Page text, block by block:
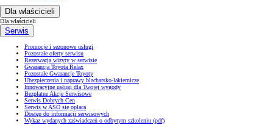
Dla właścicieli
Dla właścicieli
Serwis
Promocje i sezonowe usługi
Pozostałe oferty serwisu
Rezerwacja wizyty w serwisie
Gwarancja Toyota Relax
Pozostałe Gwarancje Toyoty
Ubezpieczenia i naprawy blacharsko-lakiernicze
Innowacyjne usługi dla Twojej wygody
Bezpłatne Akcje Serwisowe
Serwis Dobrych Cen
Serwis w ASO się opłaca
Dostęp do informacji serwisowych
Wykaz wydanych zaświadczeń o odbytym szkoleniu (pdf)